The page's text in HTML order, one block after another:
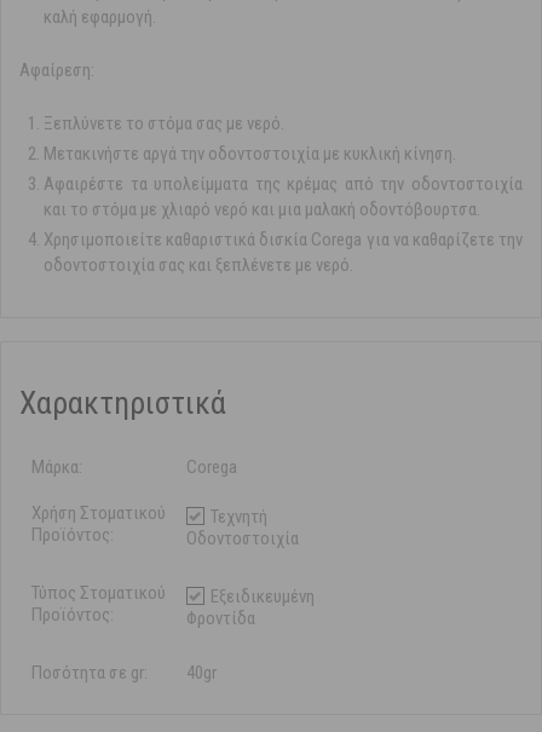
καλή εφαρμογή.
Αφαίρεση:
Ξεπλύνετε το στόμα σας με νερό.
Μετακινήστε αργά την οδοντοστοιχία με κυκλική κίνηση.
Αφαιρέστε τα υπολείμματα της κρέμας από την οδοντοστοιχία
και το στόμα με χλιαρό νερό και μια μαλακή οδοντόβουρτσα.
Χρησιμοποιείτε καθαριστικά δισκία Corega για να καθαρίζετε την
οδοντοστοιχία σας και ξεπλένετε με νερό.
Χαρακτηριστικά
Μάρκα: Corega
Χρήση Στοματικού
Προϊόντος:
Τεχνητή
Οδοντοστοιχία
Τύπος Στοματικού
Προϊόντος:
Εξειδικευμένη
Φροντίδα
Ποσότητα σε gr: 40gr